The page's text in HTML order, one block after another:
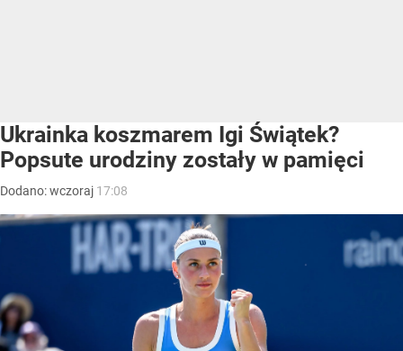
Ukrainka koszmarem Igi Świątek?
Popsute urodziny zostały w pamięci
Dodano:wczoraj 17:08